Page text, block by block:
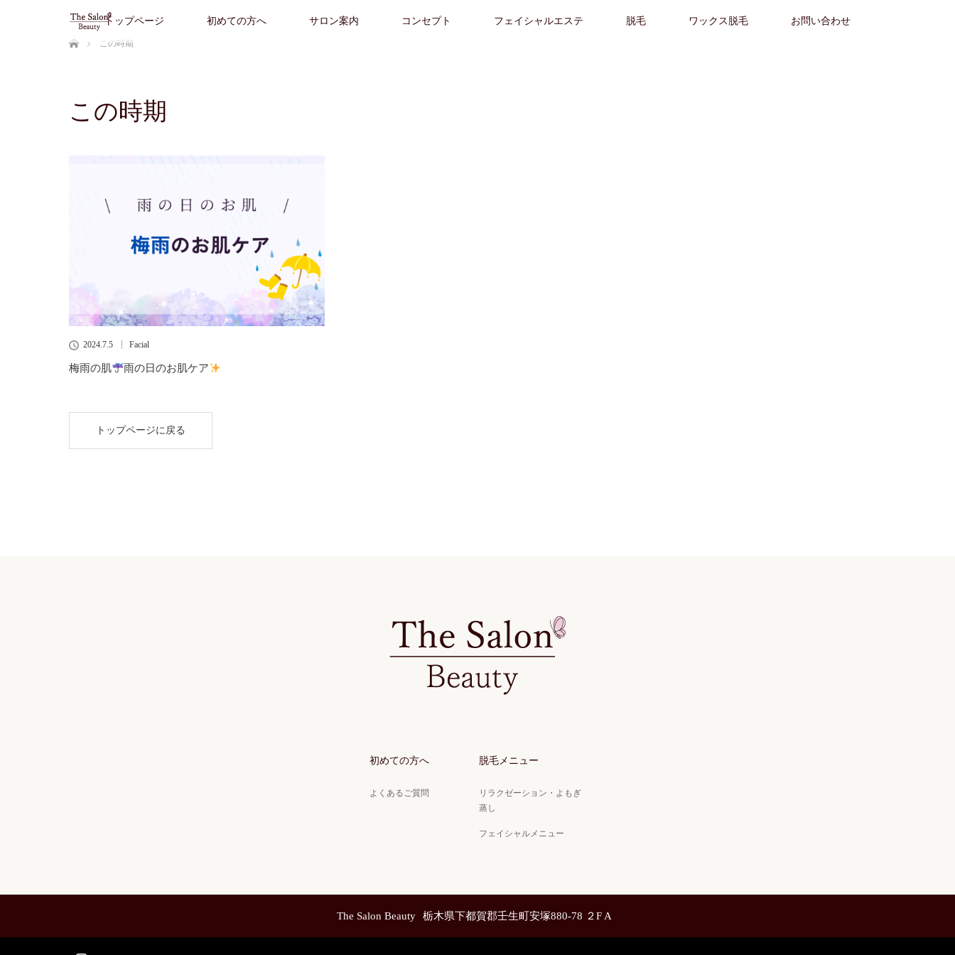
トップページ 初めての方へ サロン案内 コンセプト フェイシャルエステ 脱毛 ワックス脱毛 お問い合わせ
ホーム
この時期
この時期
2024.7.5 Facial
梅雨の肌 雨の日のお肌ケア
トップページに戻る
初めての方へ
よくあるご質問
脱毛メニュー
リラクゼーション・よもぎ
蒸し
フェイシャルメニュー
The Salon Beauty 栃木県下都賀郡壬生町安塚880-78 ２F A